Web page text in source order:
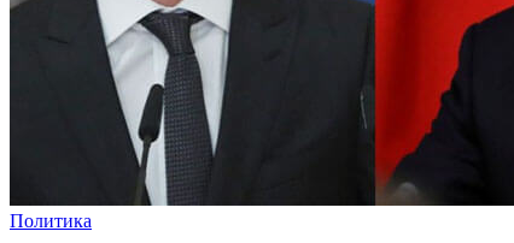
Политика